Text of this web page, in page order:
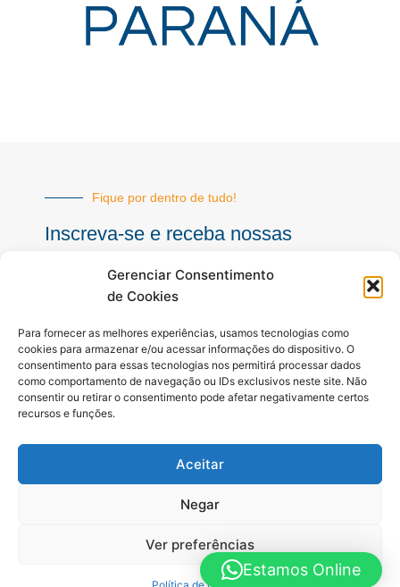
Gerenciar Consentimento
de Cookies
Para fornecer as melhores experiências, usamos tecnologias como
cookies para armazenar e/ou acessar informações do dispositivo. O
consentimento para essas tecnologias nos permitirá processar dados
como comportamento de navegação ou IDs exclusivos neste site. Não
consentir ou retirar o consentimento pode afetar negativamente certos
recursos e funções.
Aceitar
Negar
Ver preferências
Fique por dentro de tudo!
Inscreva-se e receba nossas
mail
INSCREVER
a
o
I
n
s
t
g
r
a
o
b
Todos os direitos reservados. A Hora é Agora Paraná © 2025 -
Estamos Online